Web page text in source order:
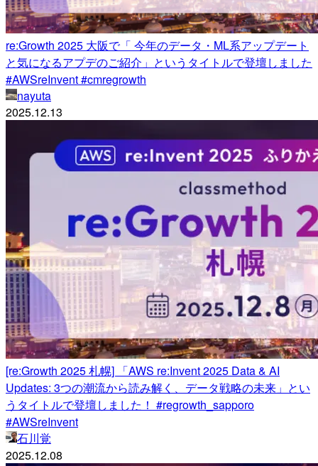
re:Growth 2025 大阪で「 今年のデータ・ML系アップデート
と気になるアプデのご紹介」というタイトルで登壇しました
#AWSreInvent #cmregrowth
nayuta
2025.12.13
[re:Growth 2025 札幌] 「AWS re:Invent 2025 Data & AI
Updates: 3つの潮流から読み解く、データ戦略の未来」とい
うタイトルで登壇しました！ #regrowth_sapporo
#AWSreInvent
石川覚
2025.12.08